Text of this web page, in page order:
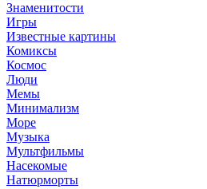
Знаменитости
Игры
Известные картины
Комиксы
Космос
Люди
Мемы
Минимализм
Море
Музыка
Мультфильмы
Насекомые
Натюрморты